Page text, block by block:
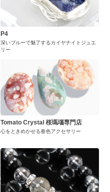
P4
深いブルーで魅了するカイヤナイトジュエ
リー
Tomato Crystal 桜瑪瑙専門店
心をときめかせる春色アクセサリー